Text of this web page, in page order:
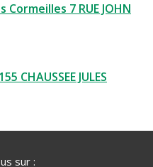
7 RUE JOHN
CHAUSSEE JULES
sur :